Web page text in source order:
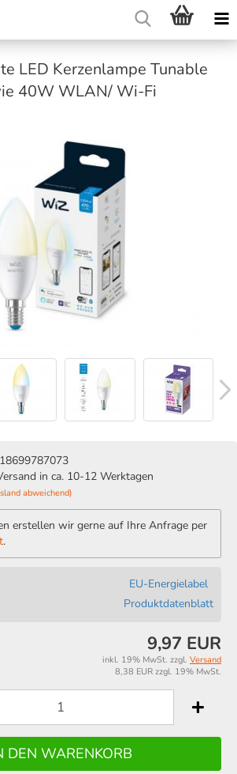
LED Kerzenlampe Tunable
40W WLAN/ Wi-Fi
in ca. 10-12 Werktagen
abweichend)
erstellen wir gerne auf Ihre Anfrage per
.
EU-Energielabel
Produktdatenblatt
9,97 EUR
inkl. 19% MwSt. zzgl. Versand
8,38 EUR zzgl. 19% MwSt.